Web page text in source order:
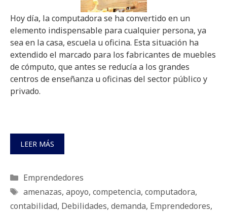
Hoy día, la computadora se ha convertido en un
elemento indispensable para cualquier persona, ya
sea en la casa, escuela u oficina. Esta situación ha
extendido el marcado para los fabricantes de muebles
de cómputo, que antes se reducía a los grandes
centros de enseñanza u oficinas del sector público y
privado.
LEER MÁS
Categorías
Emprendedores
Etiquetas
amenazas, apoyo, competencia, computadora,
contabilidad, Debilidades, demanda, Emprendedores,